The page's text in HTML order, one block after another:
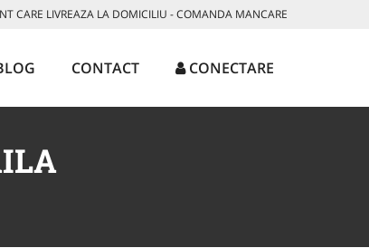
CARE LIVREAZA LA DOMICILIU - COMANDA MANCARE
CONTACT CONECTARE